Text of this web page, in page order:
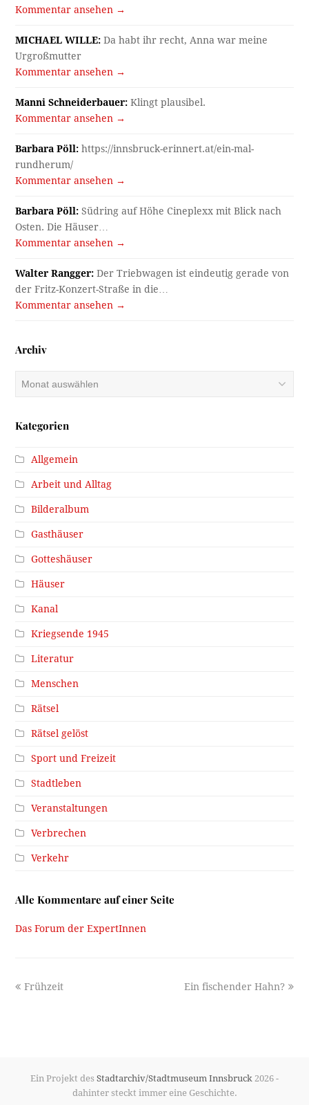
Kommentar ansehen →
MICHAEL WILLE: Da habt ihr recht, Anna war meine
Urgroßmutter
Kommentar ansehen →
Manni Schneiderbauer: Klingt plausibel.
Kommentar ansehen →
Barbara Pöll: https://innsbruck-erinnert.at/ein-mal-
rundherum/
Kommentar ansehen →
Barbara Pöll: Südring auf Höhe Cineplexx mit Blick nach
Osten. Die Häuser…
Kommentar ansehen →
Walter Rangger: Der Triebwagen ist eindeutig gerade von
der Fritz-Konzert-Straße in die…
Kommentar ansehen →
Archiv
Kategorien
Allgemein
Arbeit und Alltag
Bilderalbum
Gasthäuser
Gotteshäuser
Häuser
Kanal
Kriegsende 1945
Literatur
Menschen
Rätsel
Rätsel gelöst
Sport und Freizeit
Stadtleben
Veranstaltungen
Verbrechen
Verkehr
Alle Kommentare auf einer Seite
Das Forum der ExpertInnen
previous
Frühzeit
next
Ein fischender Hahn?
Ein Projekt des Stadtarchiv/Stadtmuseum Innsbruck 2026 -
dahinter steckt immer eine Geschichte.